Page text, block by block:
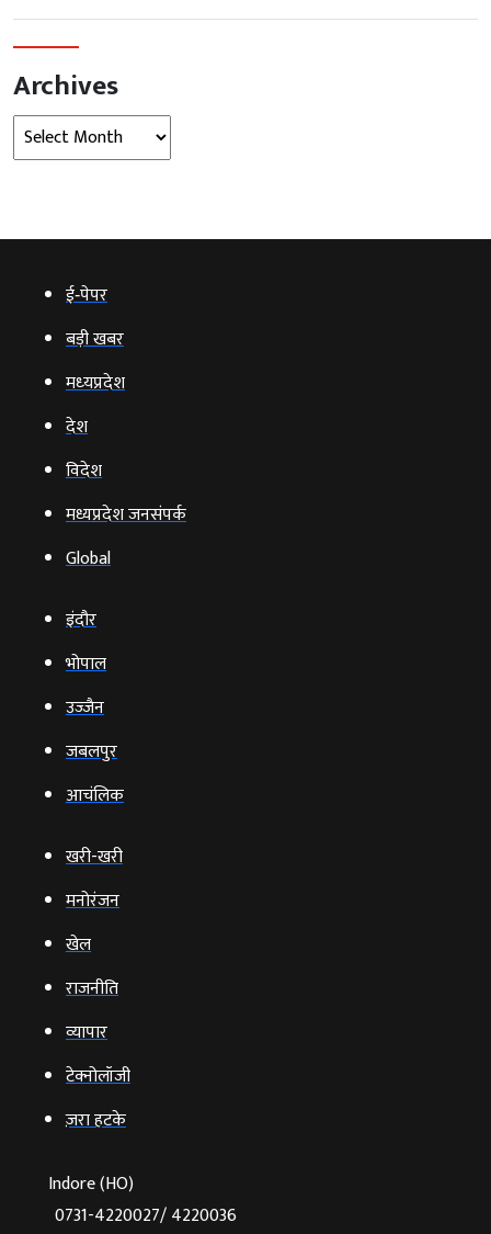
Archives
Archives
ई‑पेपर
बड़ी खबर
मध्‍यप्रदेश
देश
विदेश
मध्यप्रदेश जनसंपर्क
Global
इंदौर
भोपाल
उज्‍जैन
जबलपुर
आचंलिक
खरी-खरी
मनोरंजन
खेल
राजनीति
व्‍यापार
टेक्‍नोलॉजी
ज़रा हटके
Indore (HO)
0731-4220027/ 4220036